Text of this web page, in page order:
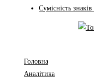
Сумісність
Головна
Аналітика